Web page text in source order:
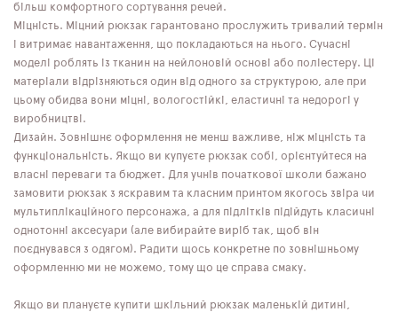
більш комфортного сортування речей.
Міцність. Міцний рюкзак гарантовано прослужить тривалий термін
і витримає навантаження, що покладаються на нього. Сучасні
моделі роблять із тканин на нейлоновій основі або поліестеру. Ці
матеріали відрізняються один від одного за структурою, але при
цьому обидва вони міцні, вологостійкі, еластичні та недорогі у
виробництві.
Дизайн. Зовнішнє оформлення не менш важливе, ніж міцність та
функціональність. Якщо ви купуєте рюкзак собі, орієнтуйтеся на
власні переваги та бюджет. Для учнів початкової школи бажано
замовити рюкзак з яскравим та класним принтом якогось звіра чи
мультиплікаційного персонажа, а для підлітків підійдуть класичні
однотонні аксесуари (але вибирайте виріб так, щоб він
поєднувався з одягом). Радити щось конкретне по зовнішньому
оформленню ми не можемо, тому що це справа смаку.
Якщо ви плануєте купити шкільний рюкзак маленькій дитині,